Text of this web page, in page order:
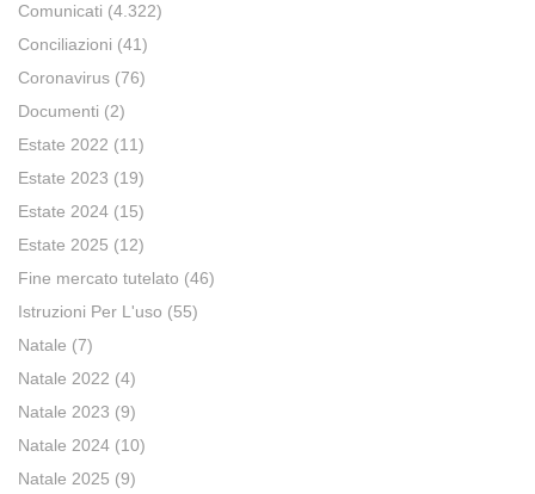
Comunicati (4.322)
Conciliazioni (41)
Coronavirus (76)
Documenti (2)
Estate 2022 (11)
Estate 2023 (19)
Estate 2024 (15)
Estate 2025 (12)
Fine mercato tutelato (46)
Istruzioni Per L'uso (55)
Natale (7)
Natale 2022 (4)
Natale 2023 (9)
Natale 2024 (10)
Natale 2025 (9)